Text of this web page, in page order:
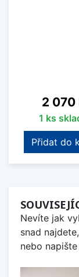
Cena
2 070
1 ks
Přidat do
Nevíte jak
snad
nebo